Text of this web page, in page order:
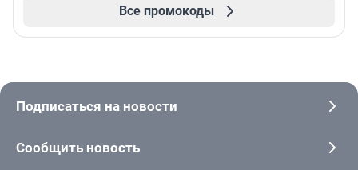
Все промокоды
Подписаться на новости
Сообщить новость